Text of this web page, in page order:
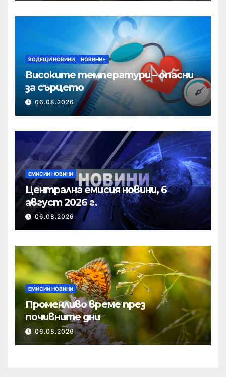
ВОДЕЩИ НОВИНИ НОВИНИ+
Високите температури – опасни
за сърцето
06.08.2026
ЕМИСИИ НОВИНИ
Централна емисия новини, 6
август 2026 г.
06.08.2026
ЕМИСИИ НОВИНИ
Променливо време през
почивните дни
06.08.2026